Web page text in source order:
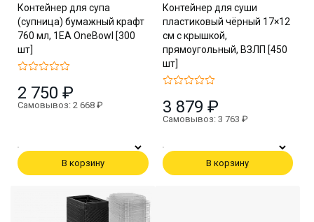
Контейнер для супа
(супница) бумажный крафт
760 мл, 1EA OneBowl [300
шт]
2 750 ₽
Самовывоз: 2 668 ₽
В корзину
Контейнер для суши
пластиковый чёрный 17×12
см с крышкой,
прямоугольный, ВЗЛП [450
шт]
3 879 ₽
Самовывоз: 3 763 ₽
В корзину